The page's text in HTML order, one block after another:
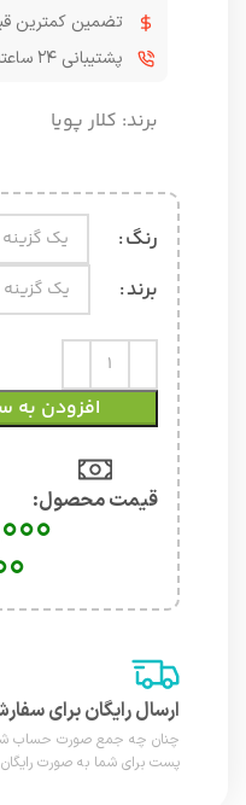
تضمین کمترین
پشتیبانی ۲۴ ساعته
برند: کلار پویا
رنگ
برند
افزودن به
قیمت محصول:​
ارسال رایگان برای سفارش های
پست برای شما به صورت